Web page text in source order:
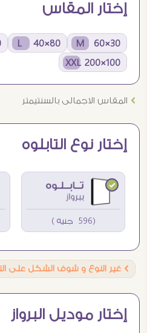
إختار المقاس
30×60 M
80×40 L
100×200 XXL
Ö المقاس الاجمالى بالسنتيمتر
إختار نوع التابلوه
(596 جنيه )
Ö غير النوع و شوف الشكل على
إختار موديل البرواز